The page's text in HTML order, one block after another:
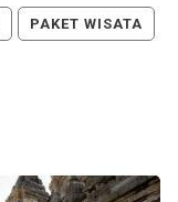
PAKET WISATA